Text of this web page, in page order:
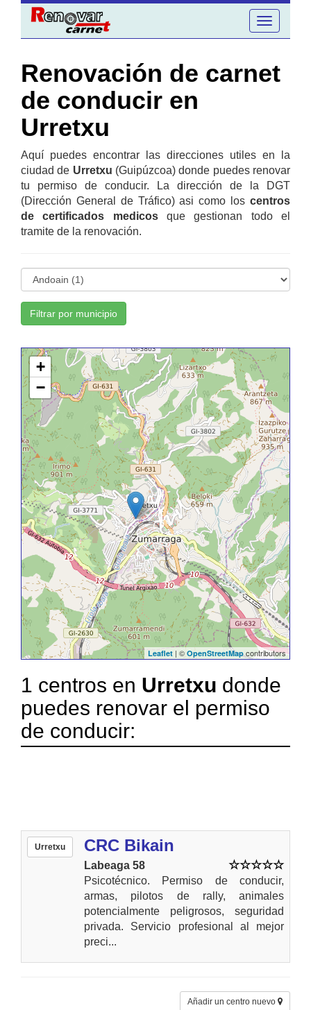
Toggle
navigation
Renovación de carnet
de conducir en
Urretxu
Aquí puedes encontrar las direcciones utiles en la
ciudad de Urretxu (Guipúzcoa) donde puedes renovar
tu permiso de conducir. La dirección de la DGT
(Dirección General de Tráfico) asi como los centros
de certificados medicosque gestionan todo el
tramite de la renovación.
Filtrar por municipio
+
−
Leaflet | © OpenStreetMapcontributors
1 centros en Urretxu donde
puedes renovar el permiso
de conducir:
Urretxu CRC Bikain
Labeaga 58
Psicotécnico. Permiso de conducir,
armas, pilotos de rally, animales
potencialmente peligrosos, seguridad
privada. Servicio profesional al mejor
preci...
Añadir un centro nuevo